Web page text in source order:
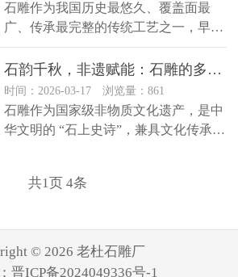
石雕作为我国历史最悠久、覆盖面最
广、传承最完整的传统工艺之一，早已
超越普通手工制品的范畴，成为承载
民...
石韵千秋，非遗赋能：石雕的多维价值与行业价值深度解析
时间：2026-03-17 浏览量：861
石雕作为国家级非物质文化遗产，是中
华文明的 “石上史诗”，兼具文化传承、
共1页 4条
© 2026 老杜石雕厂
晋ICP备2024049336号-1